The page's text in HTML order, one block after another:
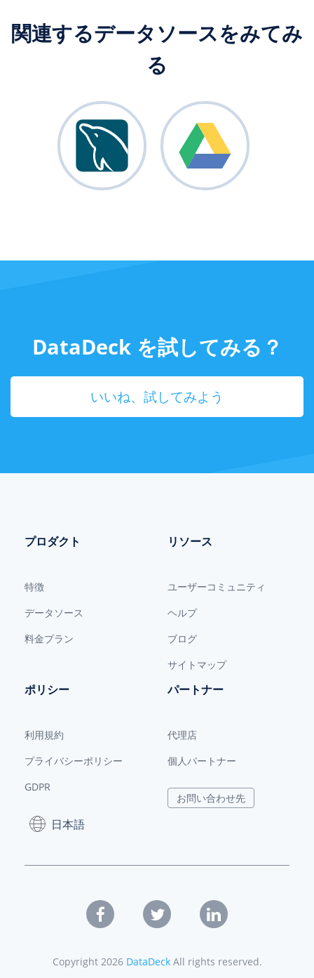
関連するデータソースをみてみ
る
DataDeck を試してみる？
いいね、試してみよう
プロダクト
特徴
データソース
料金プラン
リソース
ユーザーコミュニティ
ヘルプ
ブログ
サイトマップ
ポリシー
利用規約
プライバシーポリシー
GDPR
パートナー
代理店
個人パートナー
お問い合わせ先
日本語
Copyright 2026 DataDeckAll rights reserved.